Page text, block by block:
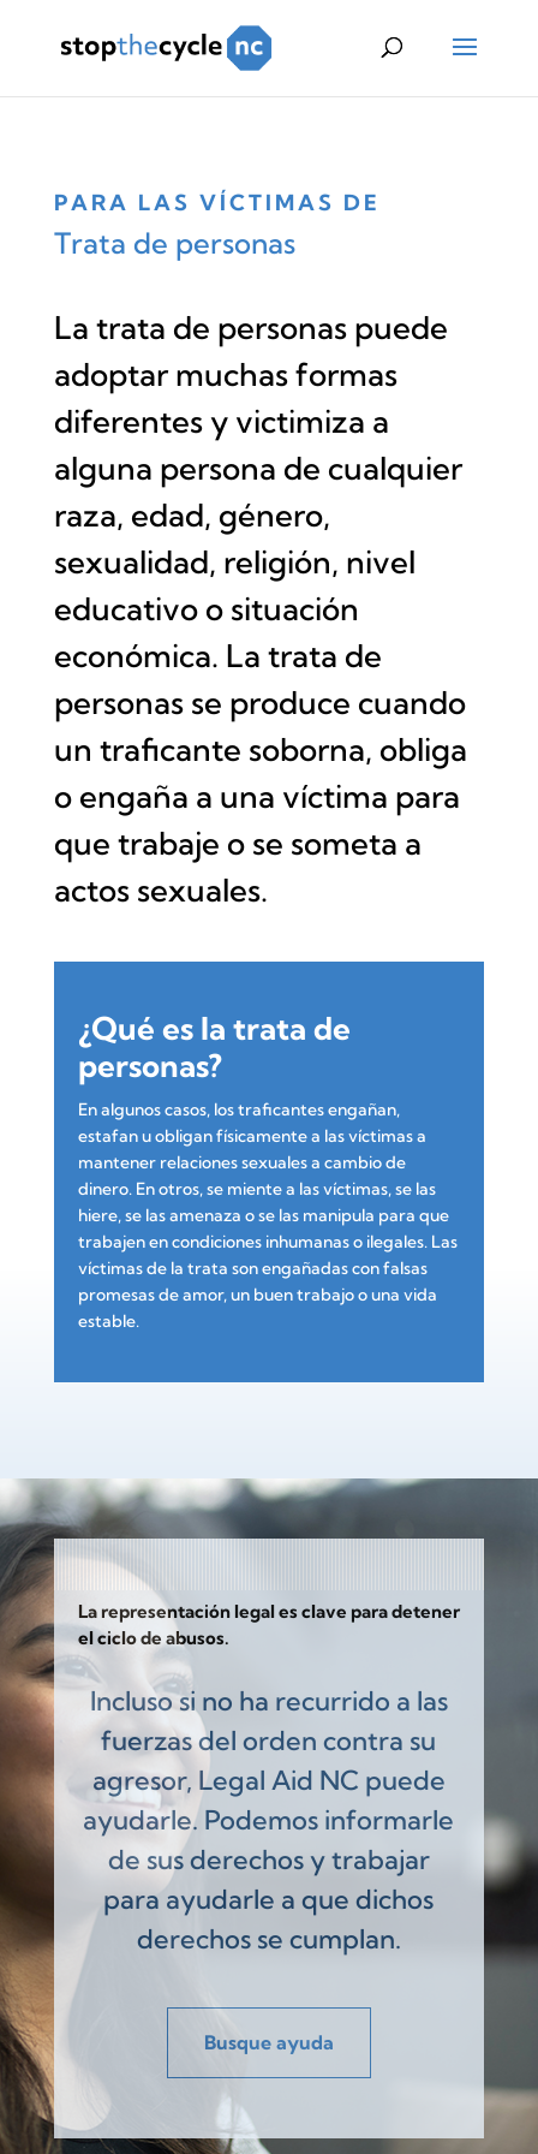
PARA LAS VÍCTIMAS DE
Trata de personas
La trata de personas puede
adoptar muchas formas
diferentes y victimiza a
alguna persona de cualquier
raza, edad, género,
sexualidad, religión, nivel
educativo o situación
económica. La trata de
personas se produce cuando
un traficante soborna, obliga
o engaña a una víctima para
que trabaje o se someta a
actos sexuales.
¿Qué es la trata de
personas?
En algunos casos, los traficantes engañan,
estafan u obligan físicamente a las víctimas a
mantener relaciones sexuales a cambio de
dinero. En otros, se miente a las víctimas, se las
hiere, se las amenaza o se las manipula para que
trabajen en condiciones inhumanas o ilegales. Las
víctimas de la trata son engañadas con falsas
promesas de amor, un buen trabajo o una vida
estable.
La representación legal es clave para detener
el ciclo de abusos.
Incluso si no ha recurrido a las
fuerzas del orden contra su
agresor, Legal Aid NC puede
ayudarle. Podemos informarle
de sus derechos y trabajar
para ayudarle a que dichos
derechos se cumplan.
Busque ayuda